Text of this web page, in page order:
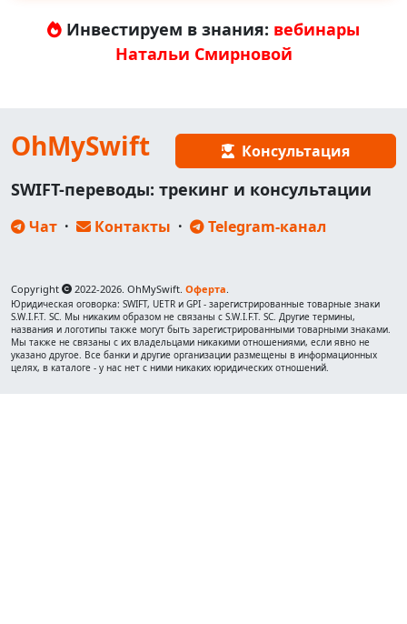
Инвестируем в знания: вебинары
Натальи Смирновой
OhMySwift Консультация
SWIFT-переводы: трекинг и консультации
Чат · Контакты · Telegram-канал
Copyright 2022-2026. OhMySwift. Оферта.
Юридическая оговорка: SWIFT, UETR и GPI - зарегистрированные товарные знаки
S.W.I.F.T. SC. Мы никаким образом не связаны с S.W.I.F.T. SC. Другие термины,
названия и логотипы также могут быть зарегистрированными товарными знаками.
Мы также не связаны с их владельцами никакими отношениями, если явно не
указано другое. Все банки и другие организации размещены в информационных
целях, в каталоге - у нас нет с ними никаких юридических отношений.